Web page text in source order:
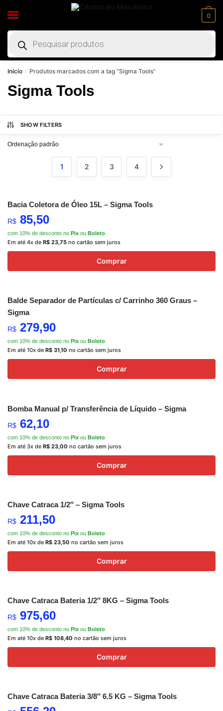
0
Início / Produtos marcados com a tag “Sigma Tools”
Sigma Tools
SHOW FILTERS
1 2 3 4
Bacia Coletora de Óleo 15L – Sigma Tools
R$ 85,50
com 10% de desconto no Pix ou Boleto
Em até 4x de R$ 23,75 no cartão sem juros
Comprar
Balde Separador de Partículas c/ Carrinho 360 Graus –
Sigma
R$ 279,90
com 10% de desconto no Pix ou Boleto
Em até 10x de R$ 31,10 no cartão sem juros
Comprar
Bomba Manual p/ Transferência de Líquido – Sigma
R$ 62,10
com 10% de desconto no Pix ou Boleto
Em até 3x de R$ 23,00 no cartão sem juros
Comprar
Chave Catraca 1/2″ – Sigma Tools
R$ 211,50
com 10% de desconto no Pix ou Boleto
Em até 10x de R$ 23,50 no cartão sem juros
Comprar
Chave Catraca Bateria 1/2″ 8KG – Sigma Tools
R$ 975,60
com 10% de desconto no Pix ou Boleto
Em até 10x de R$ 108,40 no cartão sem juros
Comprar
Chave Catraca Bateria 3/8″ 6.5 KG – Sigma Tools